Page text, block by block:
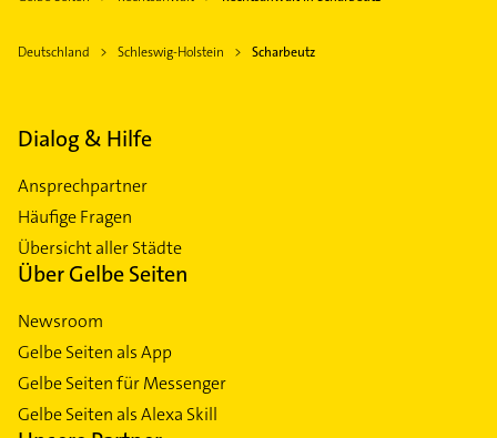
Deutschland Schleswig-Holstein Scharbeutz
Dialog & Hilfe
Ansprechpartner
Häufige Fragen
Übersicht aller Städte
Über Gelbe Seiten
Newsroom
Gelbe Seiten als App
Gelbe Seiten für Messenger
Gelbe Seiten als Alexa Skill